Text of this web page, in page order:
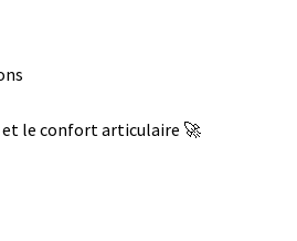
le confort articulaire 🚀